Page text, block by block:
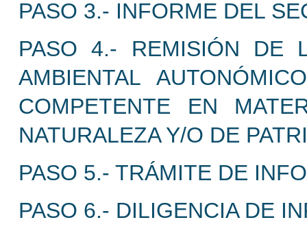
PASO 3.- INFORME DEL
PASO 4.- REMISIÓN DE
AMBIENTAL
COMPETENTE EN
NATURALEZA Y/O DE
PASO 5.- TRÁMITE DE
PASO 6.- DILIGENCIA DE